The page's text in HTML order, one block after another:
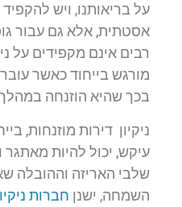
על בריאותנו, ויש
אסטתית, אלא גם עבור
רבים אינם מקפידים על
מורגש בייחוד כאשר
בכך שהיא הוזנחה
ניקיון דירות מוזנחות,
עיקש, יכול להיות
שלבי האריזה וההובלה
השמחה, ישנן חברות